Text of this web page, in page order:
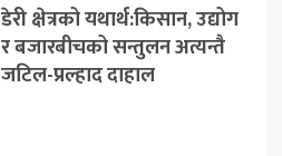
डेरी क्षेत्रको यथार्थ:किसान, उद्योग
र बजारबीचको सन्तुलन अत्यन्तै
जटिल-प्रल्हाद दाहाल